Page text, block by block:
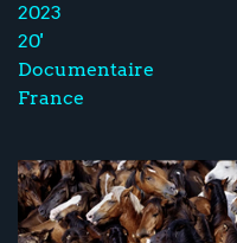
2023
20'
Documentaire
France